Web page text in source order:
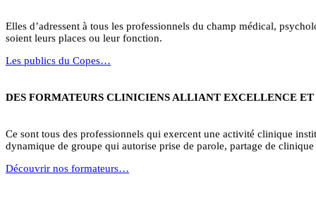
Elles d’adressent à tous les professionnels du champ médical,
soient leurs places ou leur fonction.
Les publics du Copes…
DES FORMATEURS CLINICIENS ALLIANT EXCELLENCE
Ce sont tous des professionnels qui exercent une activité clinique
dynamique de groupe qui autorise prise de parole, partage de
Découvrir nos formateurs…